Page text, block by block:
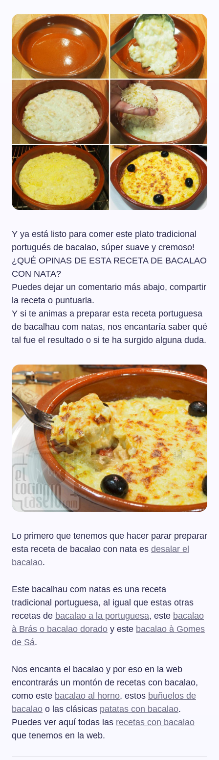
Y ya está listo para comer este plato tradicional
portugués de bacalao, súper suave y cremoso!
¿QUÉ OPINAS DE ESTA RECETA DE BACALAO
CON NATA?
Puedes dejar un comentario más abajo, compartir
la receta o puntuarla.
Y si te animas a preparar esta receta portuguesa
de bacalhau com natas, nos encantaría saber qué
tal fue el resultado o si te ha surgido alguna duda.
Lo primero que tenemos que hacer parar preparar
esta receta de bacalao con nata es desalar el
bacalao.
Este bacalhau com natas es una receta
tradicional portuguesa, al igual que estas otras
recetas de bacalao a la portuguesa, este bacalao
à Brás o bacalao dorado y este bacalao à Gomes
de Sá.
Nos encanta el bacalao y por eso en la web
encontrarás un montón de recetas con bacalao,
como este bacalao al horno, estos buñuelos de
bacalao o las clásicas patatas con bacalao.
Puedes ver aquí todas las recetas con bacalao
que tenemos en la web.